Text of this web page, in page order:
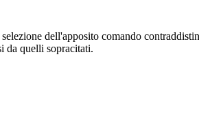
dell'apposito comando
da quelli sopracitati.